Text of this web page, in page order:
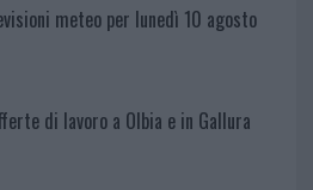
meteo per lunedì 10 agosto
di lavoro a Olbia e in Gallura